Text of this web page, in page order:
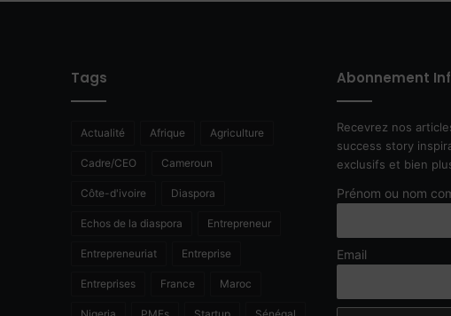
Tags
Actualité Afrique Agriculture
Cadre/CEO Cameroun
Côte-d'ivoire Diaspora
Echos de la diaspora Entrepreneur
Entrepreneuriat Entreprise
Entreprises France Maroc
Abonnement
Recevrez nos
success story
exclusifs et bien
Prénom ou nom
Email